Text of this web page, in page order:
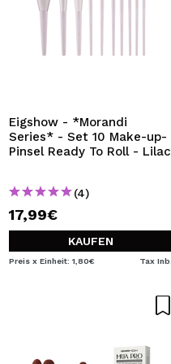
Eigshow - *Morandi
Series* - Set 10 Make-up-
Pinsel Ready To Roll - Lilac
(4)
17,99€
KAUFEN
Preis x Einheit: 1,80€ Tax Inb.